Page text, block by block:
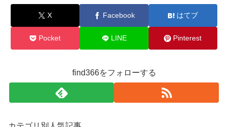
X Facebook はてブ
Pocket LINE Pinterest
find366をフォローする